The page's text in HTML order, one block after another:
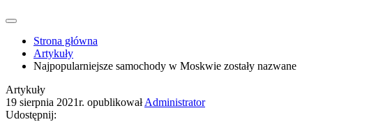
Strona główna
Artykuły
Najpopularniejsze samochody w Moskwie zostały nazwane
Artykuły
19 sierpnia 2021r. opublikował Administrator
Udostępnij: